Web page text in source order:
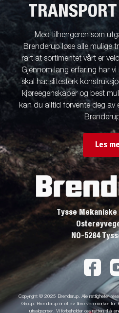
Med tilhengeren som
Brenderup løse alle mulige
rart at sortimentet vårt er
Gjennom lang erfaring har
skal ha: slitesterk
kjøreegenskaper og best
kan du alltid forvente deg av
Les
Tysse Mekaniske
NO-5284
Copyright © 2025 Brenderup. Alle rettigheter
Group. Brenderup er et av flere varemerker for
utsalgspriser. Vi forbeholder oss retten til å